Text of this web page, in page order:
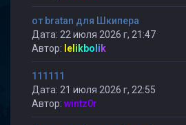
от bratan для Шкипера
Дата: 22 июля 2026 г, 21:47
Автор: lelikbolik
111111
Дата: 21 июля 2026 г, 22:55
Автор: wintz0r